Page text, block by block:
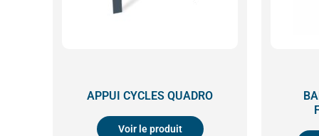
APPUI CYCLES QUADRO
Voir le produit